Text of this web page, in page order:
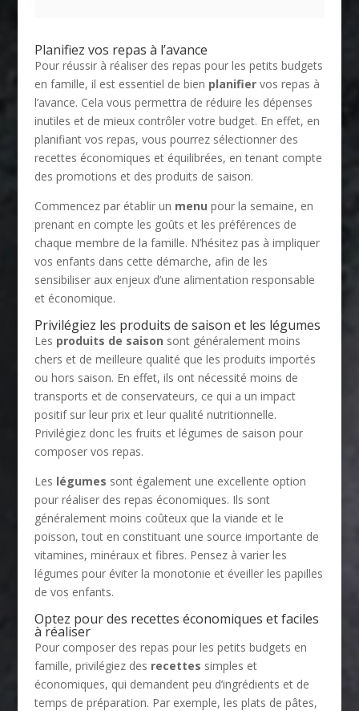
Planifiez vos repas à l’avance
Pour réussir à réaliser des repas pour les petits budgets
en famille, il est essentiel de bien planifiervos repas à
l’avance. Cela vous permettra de réduire les dépenses
inutiles et de mieux contrôler votre budget. En effet, en
planifiant vos repas, vous pourrez sélectionner des
recettes économiques et équilibrées, en tenant compte
des promotions et des produits de saison.
Commencez par établir un menu pour la semaine, en
prenant en compte les goûts et les préférences de
chaque membre de la famille. N’hésitez pas à impliquer
vos enfants dans cette démarche, afin de les
sensibiliser aux enjeux d’une alimentation responsable
et économique.
Privilégiez les produits de saison et les légumes
Les produits de saison sont généralement moins
chers et de meilleure qualité que les produits importés
ou hors saison. En effet, ils ont nécessité moins de
transports et de conservateurs, ce qui a un impact
positif sur leur prix et leur qualité nutritionnelle.
Privilégiez donc les fruits et légumes de saison pour
composer vos repas.
Les légumes sont également une excellente option
pour réaliser des repas économiques. Ils sont
généralement moins coûteux que la viande et le
poisson, tout en constituant une source importante de
vitamines, minéraux et fibres. Pensez à varier les
légumes pour éviter la monotonie et éveiller les papilles
de vos enfants.
Optez pour des recettes économiques et faciles
à réaliser
Pour composer des repas pour les petits budgets en
famille, privilégiez des recettes simples et
économiques, qui demandent peu d’ingrédients et de
temps de préparation. Par exemple, les plats de pâtes,